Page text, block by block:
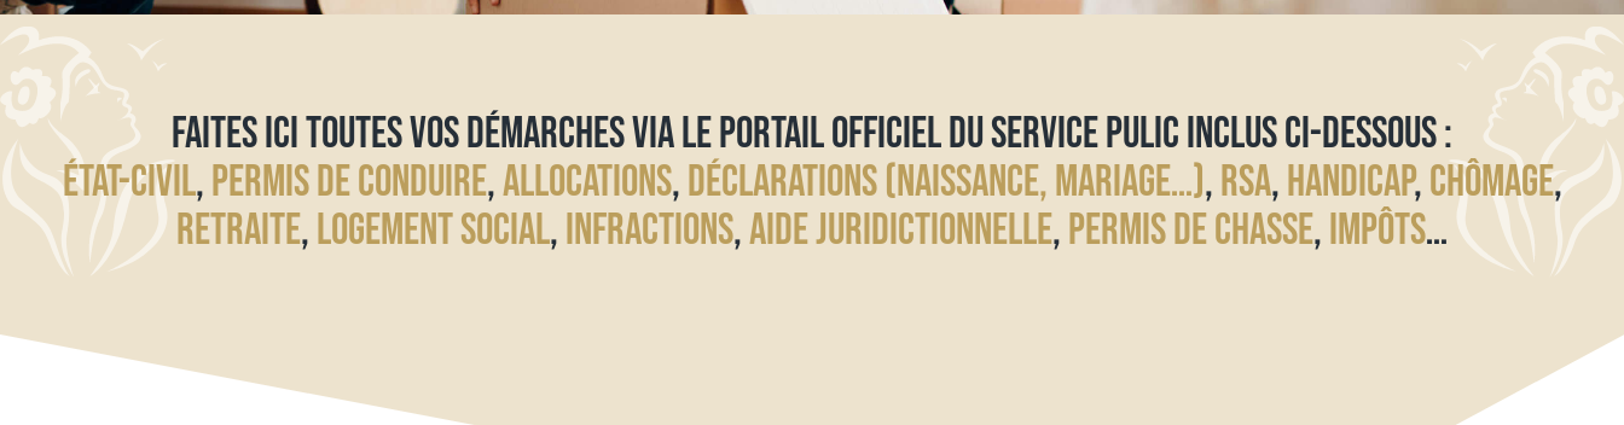
FAITES ICI TOUTES VOS DÉMARCHES VIA LE PORTAIL OFFICIEL DU SERVICE PULIC INCLUS CI-DESSOUS :
ÉTAT-CIVIL,PERMIS DE CONDUIRE,ALLOCATIONS,DÉCLARATIONS (NAISSANCE, MARIAGE…),RSA,HANDICAP,CHÔMAGE,
RETRAITE,LOGEMENT SOCIAL,INFRACTIONS,AIDE JURIDICTIONNELLE,PERMIS DE CHASSE,IMPÔTS…